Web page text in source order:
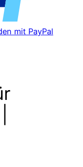
mit PayPal